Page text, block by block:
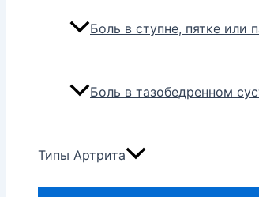
Боль в ступне, пятке или
Боль в тазобедренном
Типы Артрита